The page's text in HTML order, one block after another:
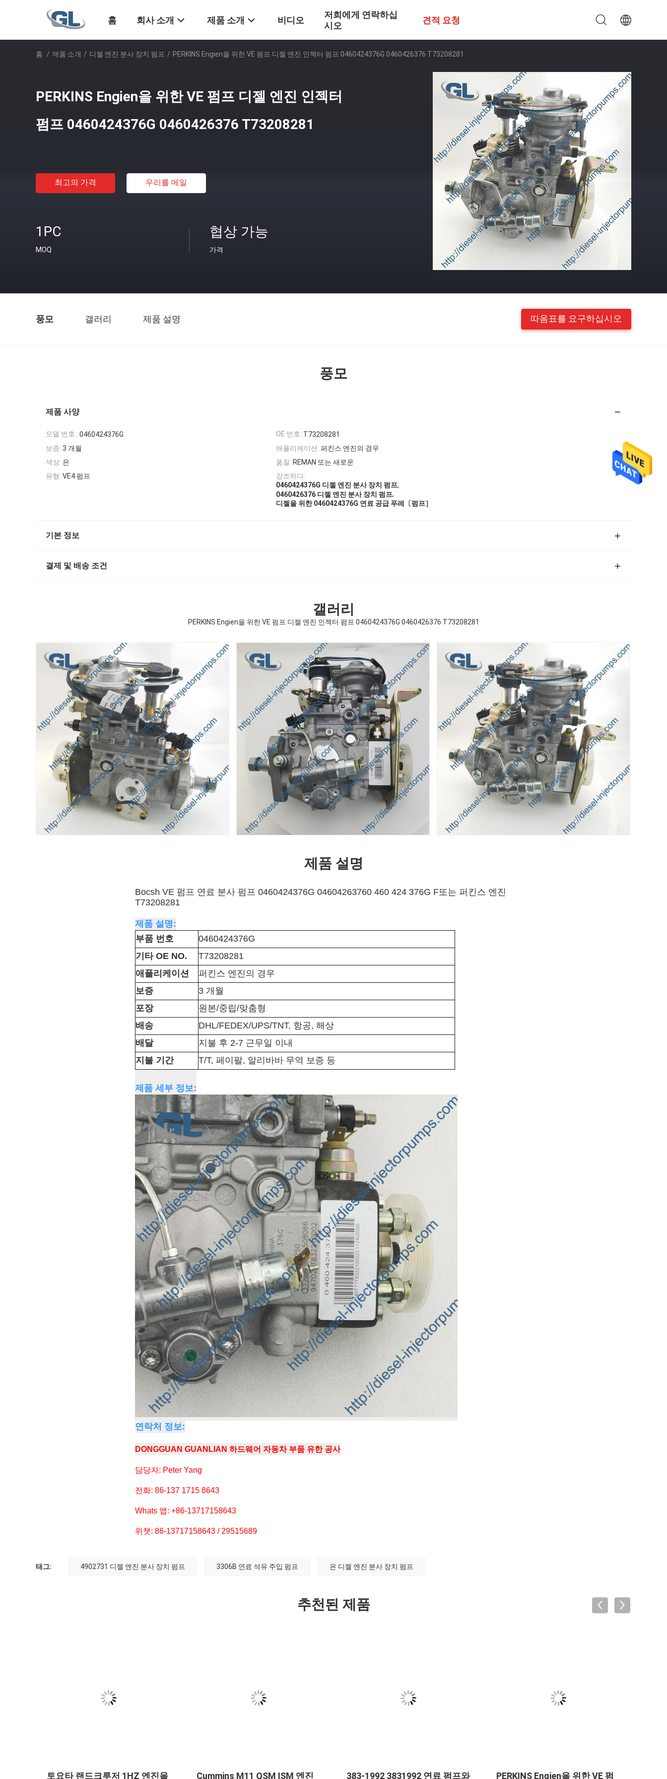
홈 회사 소개 제품 소개 비디오
저희에게 연락하십
시오
견적 요청
홈 / 제품 소개 / 디젤 엔진 분사 장치 펌프 / PERKINS Engien을 위한 VE 펌프 디젤 엔진 인젝터 펌프 0460424376G 0460426376 T73208281
PERKINS Engien을 위한 VE 펌프 디젤 엔진 인젝터
펌프 0460424376G 0460426376 T73208281
최고의 가격 우리를 메일
1PC
MOQ
협상 가능
가격
풍모 갤러리 제품 설명 따옴표를 요구하십시오
풍모
제품 사양
모델 번호.: 0460424376G OE 번호: T73208281
보증: 3 개월 애플리케이션: 퍼킨스 엔진의 경우
색상: 은 품질: REMAN 또는 새로운
유형: VE4 펌프
강조하다:
0460424376G 디젤 엔진 분사 장치 펌프,
0460426376 디젤 엔진 분사 장치 펌프,
디젤을 위한 0460424376G 연료 공급 푸레〔펌프］
기본 정보
결제 및 배송 조건
갤러리
PERKINS Engien을 위한 VE 펌프 디젤 엔진 인젝터 펌프 0460424376G 0460426376 T73208281
제품 설명
Bocsh VE 펌프 연료 분사 펌프 0460424376G 04604263760 460 424 376G F또는 퍼킨스 엔진
T73208281
제품 설명:
부품 번호
0460424376G
기타 OE NO.
T73208281
애플리케이션
퍼킨스 엔진의 경우
보증
3 개월
포장
원본/중립/맞춤형
배송
DHL/FEDEX/UPS/TNT, 항공, 해상
배달
지불 후 2-7 근무일 이내
지불 기간
T/T, 페이팔, 알리바바 무역 보증 등
제품 세부 정보:
연락처 정보:
DONGGUAN GUANLIAN 하드웨어 자동차 부품 유한 공사
담당자: Peter Yang
전화: 86-137 1715 8643
Whats 앱: +86-13717158643
위챗: 86-13717158643 / 29515689
태그: 4902731 디젤 엔진 분사 장치 펌프 3306B 연료 석유 주입 펌프 은 디젤 엔진 분사 장치 펌프
추천된 제품
토요타 랜드크루저 1HZ 엔진을 Cummins M11 QSM ISM 엔진 383-1992 3831992 연료 펌프와 PERKINS Engien을 위한 VE 펌